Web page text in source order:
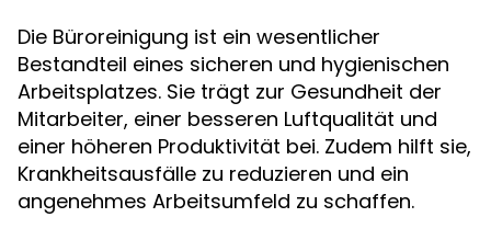
Die Büroreinigung ist ein wesentlicher
Bestandteil eines sicheren und hygienischen
Arbeitsplatzes. Sie trägt zur Gesundheit der
Mitarbeiter, einer besseren Luftqualität und
einer höheren Produktivität bei. Zudem hilft sie,
Krankheitsausfälle zu reduzieren und ein
angenehmes Arbeitsumfeld zu schaffen.